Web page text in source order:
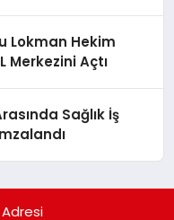
Lokman Hekim
Merkezini Açtı
Sağlık İş